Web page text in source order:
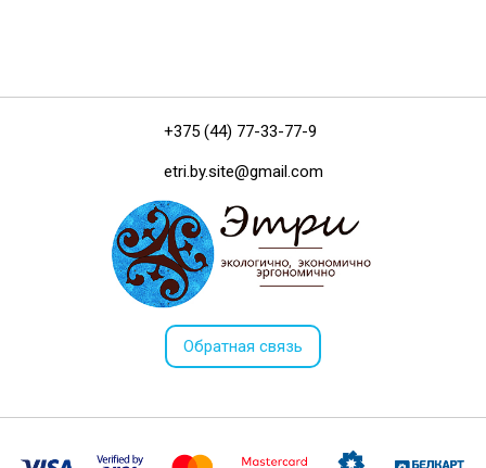
+375 (44) 77-33-77-9
etri.by.site@gmail.com
Обратная связь